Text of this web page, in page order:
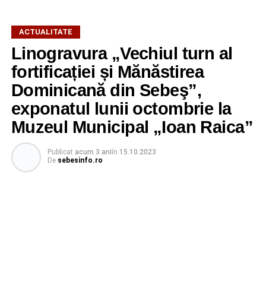
ACTUALITATE
Linogravura „Vechiul turn al
fortificației și Mănăstirea
Dominicană din Sebeş”,
exponatul lunii octombrie la
Muzeul Municipal „Ioan Raica”
Publicat acum 3 aniîn 15.10.2023
De sebesinfo.ro